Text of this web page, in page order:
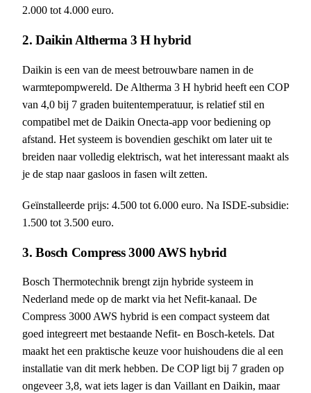
2.000 tot 4.000 euro.
2. Daikin Altherma 3 H hybrid
Daikin is een van de meest betrouwbare namen in de
warmtepompwereld. De Altherma 3 H hybrid heeft een COP
van 4,0 bij 7 graden buitentemperatuur, is relatief stil en
compatibel met de Daikin Onecta-app voor bediening op
afstand. Het systeem is bovendien geschikt om later uit te
breiden naar volledig elektrisch, wat het interessant maakt als
je de stap naar gasloos in fasen wilt zetten.
Geïnstalleerde prijs: 4.500 tot 6.000 euro. Na ISDE-subsidie:
1.500 tot 3.500 euro.
3. Bosch Compress 3000 AWS hybrid
Bosch Thermotechnik brengt zijn hybride systeem in
Nederland mede op de markt via het Nefit-kanaal. De
Compress 3000 AWS hybrid is een compact systeem dat
goed integreert met bestaande Nefit- en Bosch-ketels. Dat
maakt het een praktische keuze voor huishoudens die al een
installatie van dit merk hebben. De COP ligt bij 7 graden op
ongeveer 3,8, wat iets lager is dan Vaillant en Daikin, maar